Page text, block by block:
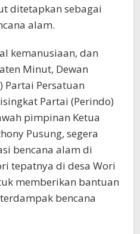
ditetapkan sebagai
alam.
kemanusiaan, dan
Minut, Dewan
Partai Persatuan
Partai (Perindo)
pimpinan Ketua
Pusung, segera
bencana alam di
tepatnya di desa Wori
memberikan bantuan
bencana